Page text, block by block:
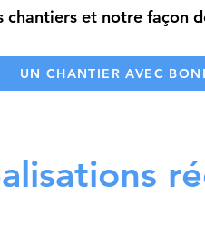
chantiers et notre façon
UN CHANTIER AVEC